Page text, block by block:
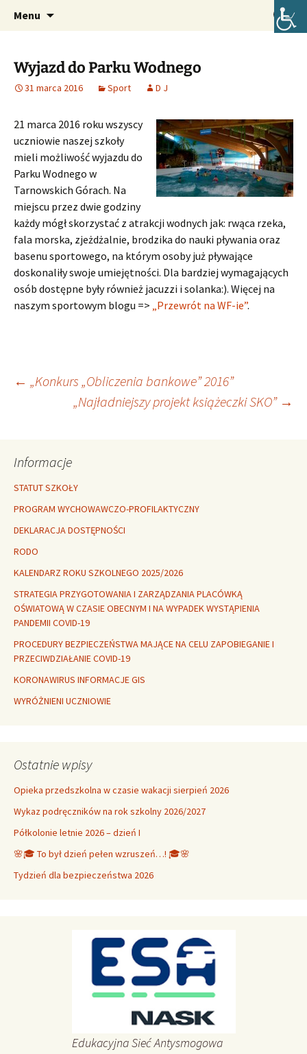
Szkoła Podstawowa im. Józefa
Lompy w Lubszy
Oficjalna strona internetowa szkoły.
Menu Szukaj:
Wyjazd do Parku Wodnego
31 marca 2016 Sport D J
21 marca 2016 roku wszyscy
uczniowie naszej szkoły
mieli możliwość wyjazdu do
Parku Wodnego w
Tarnowskich Górach. Na
miejscu przez dwie godziny
każdy mógł skorzystać z atrakcji wodnych jak: rwąca rzeka,
fala morska, zjeżdżalnie, brodzika do nauki pływania oraz
basenu sportowego, na którym osoby już pływające
doskonaliły swoje umiejętności. Dla bardziej wymagających
osób dostępne były również jacuzzi i solanka:). Więcej na
naszym sportowym blogu => „Przewrót na WF-ie”.
Nawigacja
← „Konkurs „Obliczenia bankowe” 2016”
„Najładniejszy projekt książeczki SKO” →
Informacje
STATUT SZKOŁY
PROGRAM WYCHOWAWCZO-PROFILAKTYCZNY
DEKLARACJA DOSTĘPNOŚCI
RODO
KALENDARZ ROKU SZKOLNEGO 2025/2026
STRATEGIA PRZYGOTOWANIA I ZARZĄDZANIA PLACÓWKĄ
OŚWIATOWĄ W CZASIE OBECNYM I NA WYPADEK WYSTĄPIENIA
PANDEMII COVID-19
PROCEDURY BEZPIECZEŃSTWA MAJĄCE NA CELU ZAPOBIEGANIE I
PRZECIWDZIAŁANIE COVID-19
KORONAWIRUS INFORMACJE GIS
WYRÓŻNIENI UCZNIOWIE
Ostatnie wpisy
Opieka przedszkolna w czasie wakacji sierpień 2026
Wykaz podręczników na rok szkolny 2026/2027
Półkolonie letnie 2026 – dzień I
🌸🎓 To był dzień pełen wzruszeń…! 🎓🌸
Tydzień dla bezpieczeństwa 2026
Edukacyjna Sieć Antysmogowa